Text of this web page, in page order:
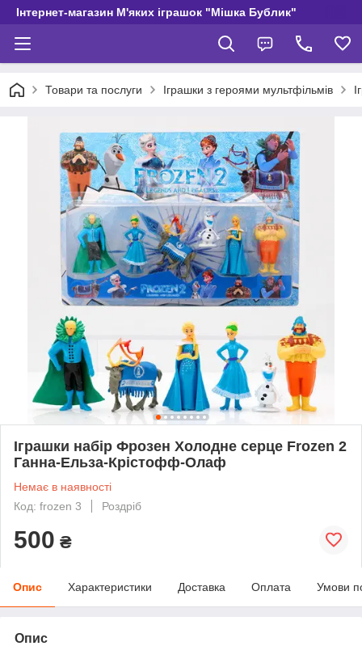
Інтернет-магазин М'яких іграшок "Мішка Бублик"
Товари та послуги Іграшки з героями мультфільмів
Іграшки набір Фрозен Холодне серце Frozen 2
Ганна-Ельза-Крістофф-Олаф
Немає в наявності
Код: frozen 3
Роздріб
500 ₴
Опис Характеристики Доставка Оплата Умови
Опис